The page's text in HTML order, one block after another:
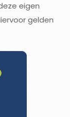
eigen
gelden